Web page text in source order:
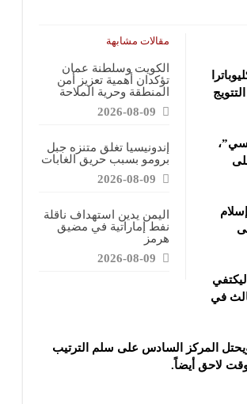
مقالات مشابهة
الكويت وسلطنة عمان
تؤكدان أهمية تعزيز أمن
المنطقة وحرية الملاحة
2026-08-09
إندونيسيا تغلق متنزه جبل
برومو بسبب حريق الغابات
2026-08-09
اليمن يدين استهداف ناقلة
نفط إماراتية في مضيق
هرمز
2026-08-09
الـ5 من مرحلة التتويج
الدقيقتين (14، 70) على
(64، 90) على
الثالث في
سيراميكا كليوباترا رصيده إلى 31 نقطة ويحتل المركز السادس على سلم الترتيب
وقت لاحق أيضاً.